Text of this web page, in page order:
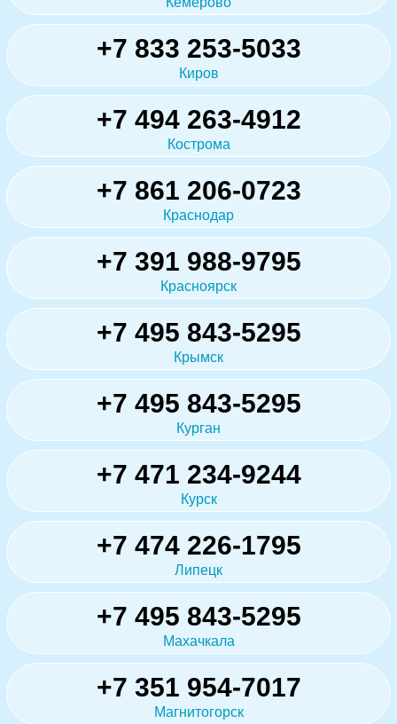
+7 833 253-5033
Киров
+7 494 263-4912
Кострома
+7 861 206-0723
Краснодар
+7 391 988-9795
Красноярск
+7 495 843-5295
Крымск
+7 495 843-5295
Курган
+7 471 234-9244
Курск
+7 474 226-1795
Липецк
+7 495 843-5295
Махачкала
+7 351 954-7017
Магнитогорск